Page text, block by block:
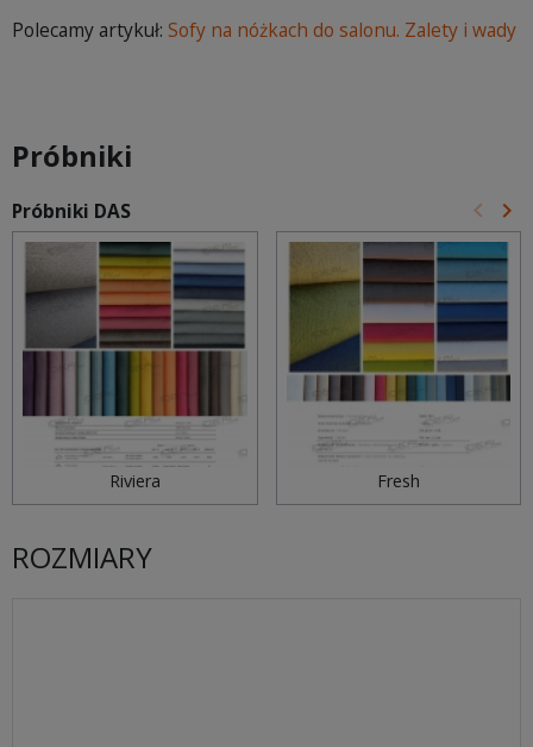
Polecamy artykuł: Sofy na nóżkach do salonu. Zalety i wady
Próbniki
Próbniki DAS keyboard_arrow_left keyboard_arrow_right
Riviera Fresh
ROZMIARY